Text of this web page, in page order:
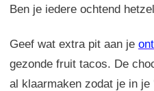
Ben je iedere ochtend
Geef wat extra pit aan je
gezonde fruit tacos. De
al klaarmaken zodat je in je